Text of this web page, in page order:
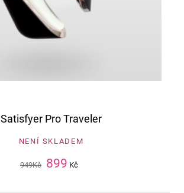
Satisfyer Pro Traveler
NENÍ SKLADEM
949Kč 899 Kč